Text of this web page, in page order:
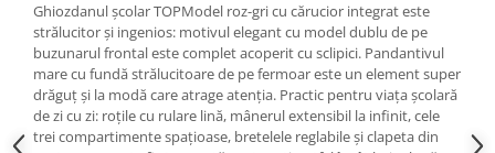
Ghiozdanul școlar TOPModel roz-gri cu cărucior integrat este
strălucitor și ingenios: motivul elegant cu model dublu de pe
buzunarul frontal este complet acoperit cu sclipici. Pandantivul
mare cu fundă strălucitoare de pe fermoar este un element super
drăguț și la modă care atrage atenția. Practic pentru viața școlară
de zi cu zi: roțile cu rulare lină, mânerul extensibil la infinit, cele
trei compartimente spațioase, bretelele reglabile și clapeta din